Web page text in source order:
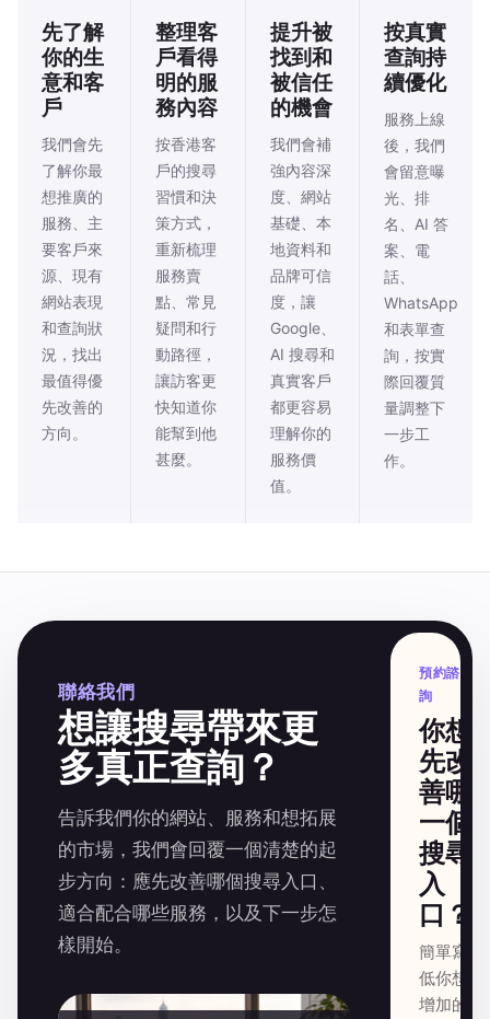
先了解
你的生
意和客
戶
我們會先
了解你最
想推廣的
服務、主
要客戶來
源、現有
網站表現
和查詢狀
況，找出
最值得優
先改善的
方向。
整理客
戶看得
明的服
務內容
按香港客
戶的搜尋
習慣和決
策方式，
重新梳理
服務賣
點、常見
疑問和行
動路徑，
讓訪客更
快知道你
能幫到他
甚麼。
提升被
找到和
被信任
的機會
我們會補
強內容深
度、網站
基礎、本
地資料和
品牌可信
度，讓
Google、
AI 搜尋和
真實客戶
都更容易
理解你的
服務價
值。
按真實
查詢持
續優化
服務上線
後，我們
會留意曝
光、排
名、AI 答
案、電
話、
WhatsApp
和表單查
詢，按實
際回覆質
量調整下
一步工
作。
聯絡我們
想讓搜尋帶來更
多真正查詢？
告訴我們你的網站、服務和想拓展
的市場，我們會回覆一個清楚的起
步方向：應先改善哪個搜尋入口、
適合配合哪些服務，以及下一步怎
樣開始。
預約諮
詢
你想
先改
善哪
一個
搜尋
入
口？
簡單寫
低你想
增加的